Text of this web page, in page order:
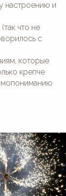
настроению и
что не
с
которые
крепче